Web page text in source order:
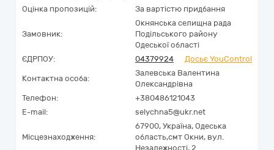
Оцінка пропозицій:
За вартістю придбання
Замовник:
Окнянська селищна рада
Подільського району
Одеської області
ЄДРПОУ:
04379924 Досьє YouControl
Контактна особа:
Залевська Валентина
Олександрівна
Телефон:
+380486121043
E-mail:
selychna5@ukr.net
Місцезнаходження:
67900, Україна, Одеська
область,смт Окни, вул.
Незалежності, 2